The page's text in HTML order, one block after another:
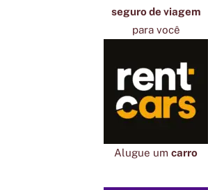
seguro de viagem
para você
Alugue um carro